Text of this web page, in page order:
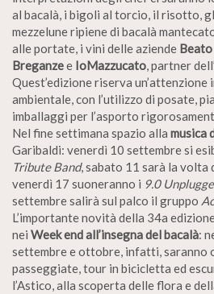
al bacalà, i bigoli al torcio, il risotto,
mezzelune ripiene di bacalà
alle portate, i vini delle aziende
Breganzee IoMazzucato, partner
Quest’edizione riserva un’attenzione
ambientale, con l’utilizzo di posate,
imballaggi per l’asporto
Nel fine settimana spazio alla musica
Garibaldi: venerdì 10 settembre si
Tribute Band, sabato 11 sarà la volta
venerdì 17 suoneranno i 9.0
settembre salirà sul palco il gruppo
L’importante novità della 34a
nei Week end all’insegna del bacalà:
settembre e ottobre, infatti, saranno
passeggiate, tour in bicicletta ed
l’Astico, alla scoperta delle flora e